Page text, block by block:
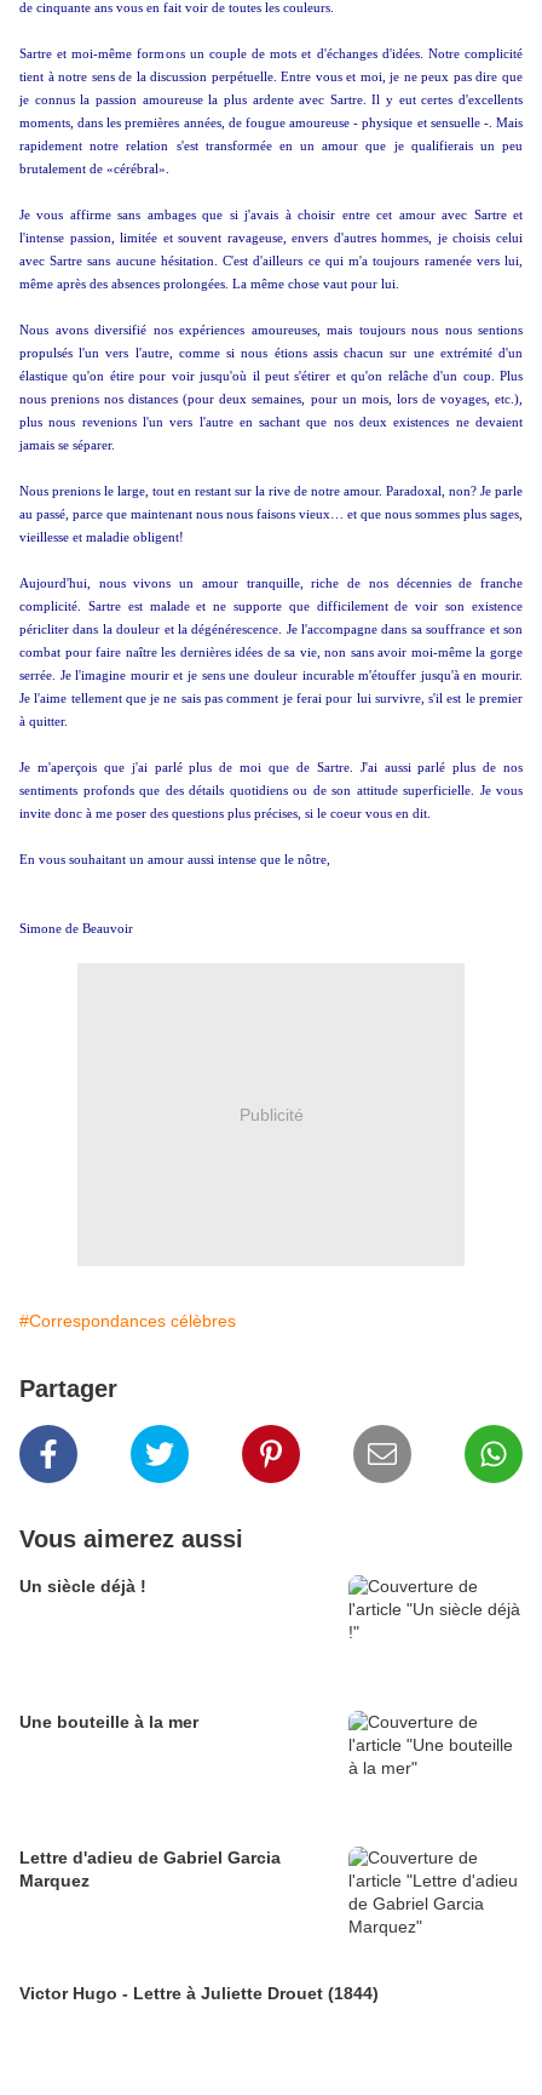
de cinquante ans vous en fait voir de toutes les couleurs.
Sartre et moi-même formons un couple de mots et d'échanges d'idées. Notre complicité
tient à notre sens de la discussion perpétuelle. Entre vous et moi, je ne peux pas dire que
je connus la passion amoureuse la plus ardente avec Sartre. Il y eut certes d'excellents
moments, dans les premières années, de fougue amoureuse - physique et sensuelle -. Mais
rapidement notre relation s'est transformée en un amour que je qualifierais un peu
brutalement de «cérébral».
Je vous affirme sans ambages que si j'avais à choisir entre cet amour avec Sartre et
l'intense passion, limitée et souvent ravageuse, envers d'autres hommes, je choisis celui
avec Sartre sans aucune hésitation. C'est d'ailleurs ce qui m'a toujours ramenée vers lui,
même après des absences prolongées. La même chose vaut pour lui.
Nous avons diversifié nos expériences amoureuses, mais toujours nous nous sentions
propulsés l'un vers l'autre, comme si nous étions assis chacun sur une extrémité d'un
élastique qu'on étire pour voir jusqu'où il peut s'étirer et qu'on relâche d'un coup. Plus
nous prenions nos distances (pour deux semaines, pour un mois, lors de voyages, etc.),
plus nous revenions l'un vers l'autre en sachant que nos deux existences ne devaient
jamais se séparer.
Nous prenions le large, tout en restant sur la rive de notre amour. Paradoxal, non? Je parle
au passé, parce que maintenant nous nous faisons vieux… et que nous sommes plus sages,
vieillesse et maladie obligent!
Aujourd'hui, nous vivons un amour tranquille, riche de nos décennies de franche
complicité. Sartre est malade et ne supporte que difficilement de voir son existence
péricliter dans la douleur et la dégénérescence. Je l'accompagne dans sa souffrance et son
combat pour faire naître les dernières idées de sa vie, non sans avoir moi-même la gorge
serrée. Je l'imagine mourir et je sens une douleur incurable m'étouffer jusqu'à en mourir.
Je l'aime tellement que je ne sais pas comment je ferai pour lui survivre, s'il est le premier
à quitter.
Je m'aperçois que j'ai parlé plus de moi que de Sartre. J'ai aussi parlé plus de nos
sentiments profonds que des détails quotidiens ou de son attitude superficielle. Je vous
invite donc à me poser des questions plus précises, si le coeur vous en dit.
En vous souhaitant un amour aussi intense que le nôtre,
Simone de Beauvoir
Publicité
#Correspondances célèbres
Partager
Vous aimerez aussi
Un siècle déjà !
Une bouteille à la mer
Lettre d'adieu de Gabriel Garcia
Marquez
Victor Hugo - Lettre à Juliette Drouet (1844)